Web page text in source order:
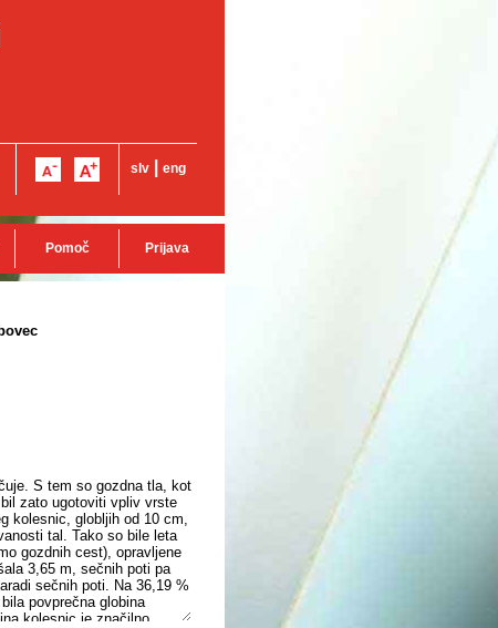
slv eng
Pomoč Prijava
S tem so gozdna tla, kot
zato ugotoviti vpliv vrste
kolesnic, globljih od 10 cm,
tal. Tako so bile leta
gozdnih cest), opravljene
3,65 m, sečnih poti pa
sečnih poti. Na 36,19 %
povprečna globina
kolesnic je značilno